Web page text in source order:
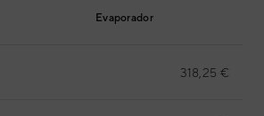
Evaporador
318,25 €